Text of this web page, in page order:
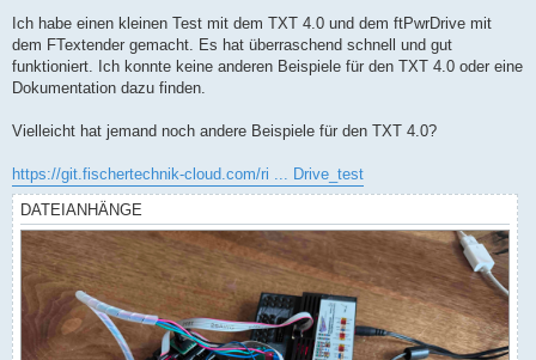
a
Ich habe einen kleinen Test mit dem TXT 4.0 und dem ftPwrDrive mit
dem FTextender gemacht. Es hat überraschend schnell und gut
funktioniert. Ich konnte keine anderen Beispiele für den TXT 4.0 oder eine
Dokumentation dazu finden.
Vielleicht hat jemand noch andere Beispiele für den TXT 4.0?
https://git.fischertechnik-cloud.com/ri ... Drive_test
DATEIANHÄNGE